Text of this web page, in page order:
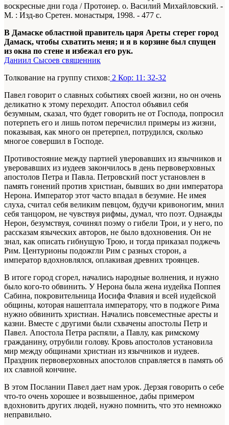
воскресные дни года / Протоиер. о. Василий Михайловский. -
М. : Изд-во Сретен. монастыря, 1998. - 477 с.
В Дамаске областной правитель царя Ареты стерег город
Дамаск, чтобы схватить меня; и я в корзине был спущен
из окна по стене и избежал его рук.
Даниил Сысоев священник
Толкование на группу стихов: 2 Кор: 11: 32-32
Павел говорит о славных событиях своей жизни, но он очень
деликатно к этому переходит. Апостол объявил себя
безумным, сказал, что будет говорить не от Господа, попросил
потерпеть его и лишь потом перечислил примеры из жизни,
показывая, как много он претерпел, потрудился, сколько
многое совершил в Господе.
Противостояние между партией уверовавших из язычников и
уверовавших из иудеев закончилось в день первоверховных
апостолов Петра и Павла. Петровский пост установлен в
память гонений против христиан, бывших во дни императора
Нерона. Император этот часто впадал в безумие. Не имея
слуха, считал себя великим певцом, будучи кривоногим, мнил
себя танцором, не чувствуя рифмы, думал, что поэт. Однажды
Нерон, безумствуя, сочинял поэму о гибели Трои, и у него, по
рассказам языческих авторов, не было вдохновения. Он не
знал, как описать гибнущую Трою, и тогда приказал поджечь
Рим. Центурионы подожгли Рим с разных сторон, а
император вдохновлялся, оплакивая древних троянцев.
В итоге город сгорел, начались народные волнения, и нужно
было кого-то обвинить. У Нерона была жена иудейка Поппея
Сабина, покровительница Иосифа Флавия и всей иудейской
общины, которая нашептала императору, что в поджоге Рима
нужно обвинить христиан. Начались повсеместные аресты и
казни. Вместе с другими были схвачены апостолы Петр и
Павел. Апостола Петра распяли, а Павлу, как римскому
гражданину, отрубили голову. Кровь апостолов установила
мир между общинами христиан из язычников и иудеев.
Праздник первоверховных апостолов справляется в память об
их славной кончине.
В этом Послании Павел дает нам урок. Дерзая говорить о себе
что-то очень хорошее и возвышенное, дабы примером
вдохновить других людей, нужно помнить, что это немножко
неправильно.